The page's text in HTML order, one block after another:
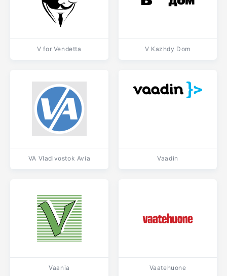
V for Vendetta V Kazhdy Dom
VA Vladivostok Avia Vaadin
Vaania Vaatehuone